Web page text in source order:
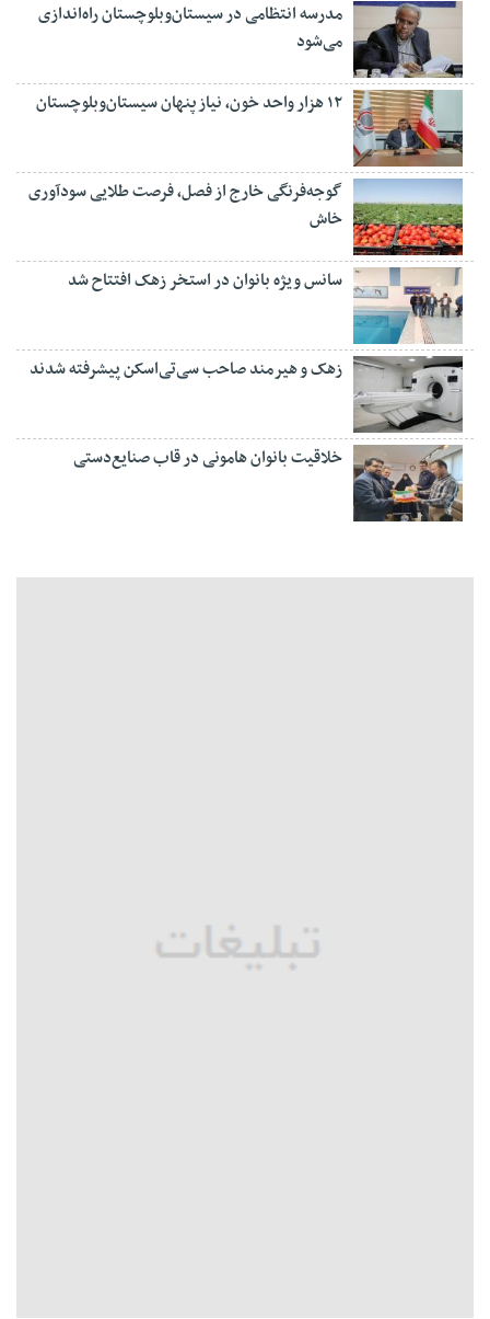
مدرسه انتظامی در سیستان‌وبلوچستان راه‌اندازی
می‌شود
۱۲ هزار واحد خون، نیاز پنهان سیستان‌وبلوچستان
گوجه‌فرنگی خارج از فصل، فرصت طلایی سودآوری
خاش
سانس ویژه بانوان در استخر زهک افتتاح شد
زهک و هیرمند صاحب سی‌تی‌اسکن پیشرفته شدند
خلاقیت بانوان هامونی در قاب صنایع‌دستی